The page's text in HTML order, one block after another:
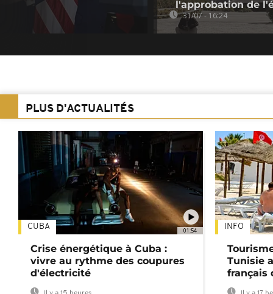
l'approbation de
31/07 - 16:24
PLUS D'ACTUALITÉS
01:54
CUBA
Crise énergétique à Cuba :
vivre au rythme des coupures
d'électricité
INFO
Tunisie
français